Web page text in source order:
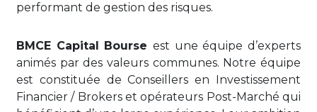
performant de gestion des risques.
BMCE Capital Bourse est une équipe d’experts
animés par des valeurs communes. Notre équipe
est constituée de Conseillers en Investissement
Financier / Brokers et opérateurs Post-Marché qui